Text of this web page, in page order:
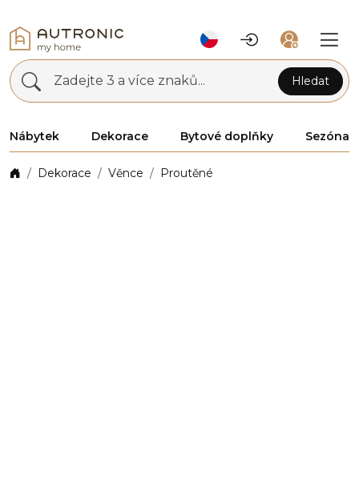
Zadejte 3 a více znaků... Hledat
Nábytek Dekorace Bytové doplňky Sezóna
Dekorace Věnce Proutěné